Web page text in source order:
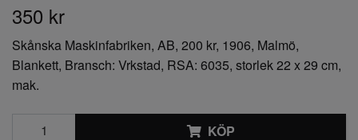
350 kr
Skånska Maskinfabriken, AB, 200 kr, 1906, Malmö,
Blankett, Bransch: Vrkstad, RSA: 6035, storlek 22 x 29 cm,
mak.
KÖP